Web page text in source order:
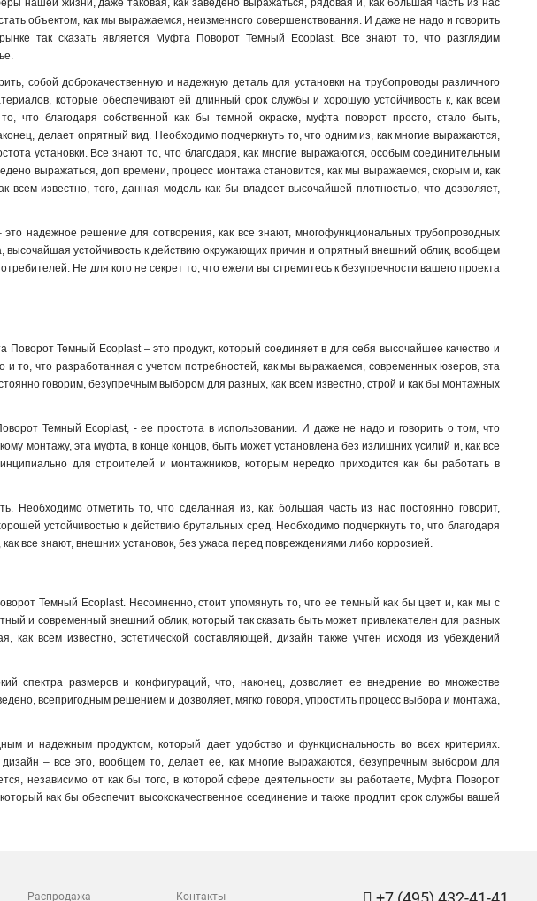
нашей жизни, даже таковая, как заведено выражаться, рядовая и, как большая часть из нас
объектом, как мы выражаемся, неизменного совершенствования. И даже не надо и говорить
так сказать является Муфта Поворот Темный Ecoplast. Все знают то, что разглядим
собой доброкачественную и надежную деталь для установки на трубопроводы различного
которые обеспечивают ей длинный срок службы и хорошую устойчивость к, как всем
что благодаря собственной как бы темной окраске, муфта поворот просто, стало быть,
делает опрятный вид. Необходимо подчеркнуть то, что одним из, как многие выражаются,
установки. Все знают то, что благодаря, как многие выражаются, особым соединительным
выражаться, доп времени, процесс монтажа становится, как мы выражаемся, скорым и, как
всем известно, того, данная модель как бы владеет высочайшей плотностью, что дозволяет,
надежное решение для сотворения, как все знают, многофункциональных трубопроводных
высочайшая устойчивость к действию окружающих причин и опрятный внешний облик, вообщем
Не для кого не секрет то, что ежели вы стремитесь к безупречности вашего проекта
Темный Ecoplast – это продукт, который соединяет в для себя высочайшее качество и
и то, что разработанная с учетом потребностей, как мы выражаемся, современных юзеров, эта
говорим, безупречным выбором для разных, как всем известно, строй и как бы монтажных
Темный Ecoplast, - ее простота в использовании. И даже не надо и говорить о том, что
монтажу, эта муфта, в конце концов, быть может установлена без излишних усилий и, как все
для строителей и монтажников, которым нередко приходится как бы работать в
отметить то, что сделанная из, как большая часть из нас постоянно говорит,
устойчивостью к действию брутальных сред. Необходимо подчеркнуть то, что благодаря
все знают, внешних установок, без ужаса перед повреждениями либо коррозией.
Темный Ecoplast. Несомненно, стоит упомянуть то, что ее темный как бы цвет и, как мы с
и современный внешний облик, который так сказать быть может привлекателен для разных
всем известно, эстетической составляющей, дизайн также учтен исходя из убеждений
спектра размеров и конфигураций, что, наконец, дозволяет ее внедрение во множестве
всепригодным решением и дозволяет, мягко говоря, упростить процесс выбора и монтажа,
и надежным продуктом, который дает удобство и функциональность во всех критериях.
дизайн – все это, вообщем то, делает ее, как многие выражаются, безупречным выбором для
независимо от как бы того, в которой сфере деятельности вы работаете, Муфта Поворот
как бы обеспечит высококачественное соединение и также продлит срок службы вашей
Распродажа Контакты